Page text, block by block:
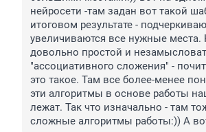
нейросети -там задан вот такой
итоговом результате -
увеличиваются все нужные места.
довольно простой и
"ассоциативного сложения" -
это такое. Там все более-менее
эти алгоритмы в основе работы
лежат. Так что изначально - там
сложные алгоритмы работы:)) А